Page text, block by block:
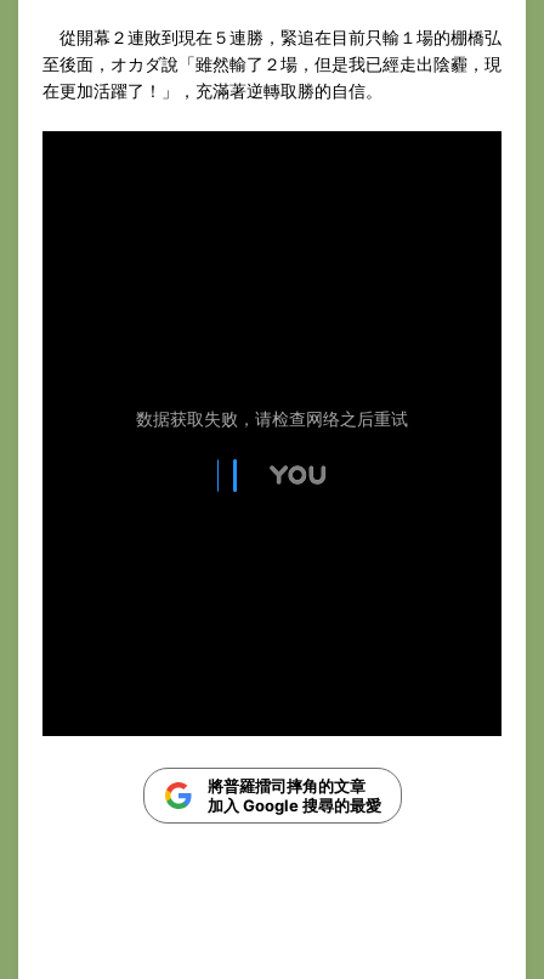
從開幕２連敗到現在５連勝，緊追在目前只輸１場的棚橋弘
至後面，オカダ說「雖然輸了２場，但是我已經走出陰霾，現
在更加活躍了！」，充滿著逆轉取勝的自信。
將普羅擂司摔角的文章
加入 Google 搜尋的最愛